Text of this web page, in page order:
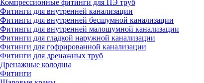
Компрессионные фитинги для ПЭ труб
Фитинги для внутренней канализации
Фитинги для внутренней бесшумной канализации
Фитинги для внутренней малошумной канализации
Фитинги для гладкой наружной канализации
Фитинги для гофрированной канализации
Фитинги для дренажных труб
Дренажные колодцы
Фитинги